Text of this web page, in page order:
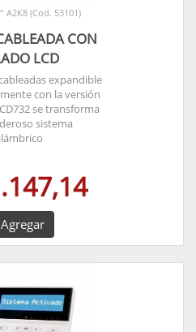
A2K8 (Cod. 53101)
CON
LCD
expandible
con la versión
se transforma
sistema
Agregar